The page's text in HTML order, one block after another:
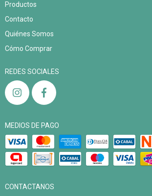
Productos
Contacto
Quiénes Somos
Cómo Comprar
REDES SOCIALES
MEDIOS DE PAGO
CONTACTANOS